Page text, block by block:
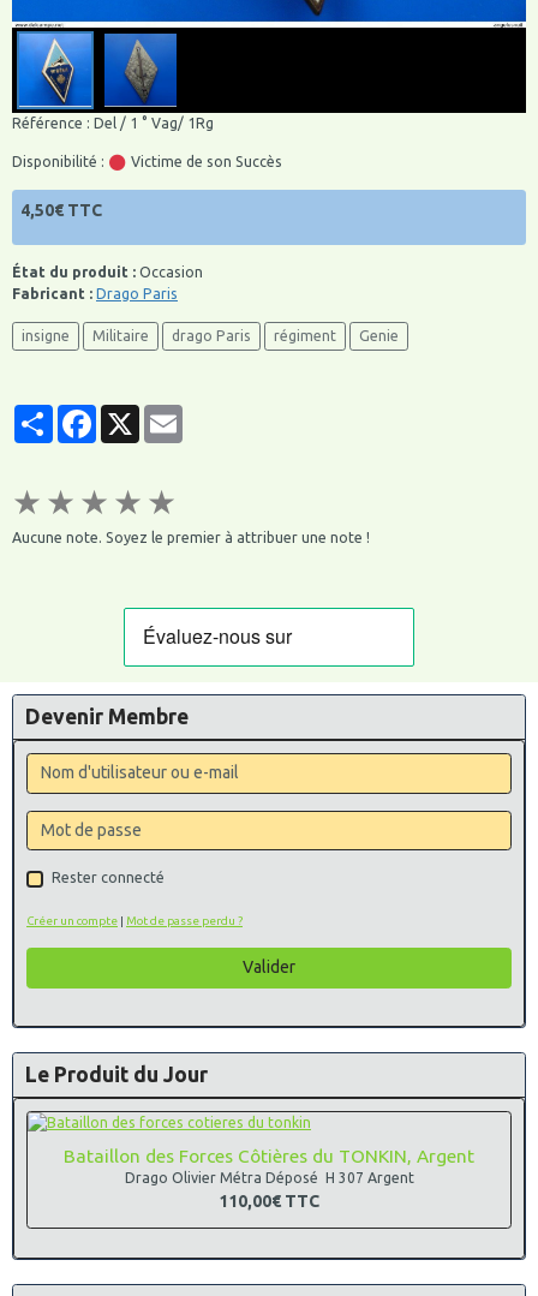
Référence : Del / 1 ° Vag/ 1Rg
Disponibilité : Victime de son Succès
4,50€ TTC
État du produit : Occasion
Fabricant : Drago Paris
insigne Militaire drago Paris régiment Genie
PartagerFacebook
★ ★ ★ ★ ★
Aucune note. Soyez le premier à attribuer une note !
Devenir Membre
Rester connecté
Créer un compte | Mot de passe perdu ?
Valider
Le Produit du Jour
Bataillon des Forces Côtières du TONKIN, Argent
Drago Olivier Métra Déposé H 307 Argent
110,00€ TTC